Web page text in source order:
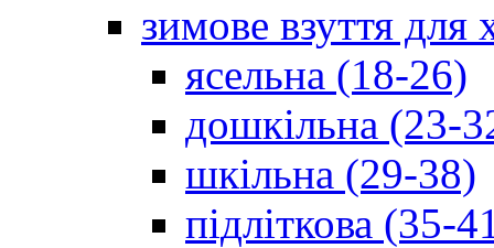
зимове взуття для
ясельна (18-26)
дошкільна (23-
шкільна (29-38)
підліткова (35-